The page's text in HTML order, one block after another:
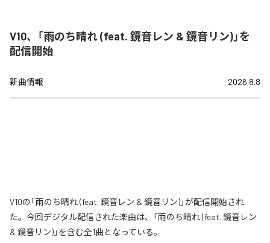
V10、「雨のち晴れ (feat. 鏡音レン & 鏡音リン)」を
配信開始
新曲情報 2026.8.8
V10の「雨のち晴れ (feat. 鏡音レン & 鏡音リン)」が配信開始され
た。今回デジタル配信された楽曲は、「雨のち晴れ (feat. 鏡音レン
& 鏡音リン)」を含む全1曲となっている。